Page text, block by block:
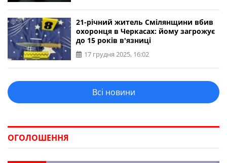
21-річний житель Смілянщини вбив
охоронця в Черкасах: йому загрожує
до 15 років в'язниці
17 грудня 2025, 16:02
Всі новини
ОГОЛОШЕННЯ